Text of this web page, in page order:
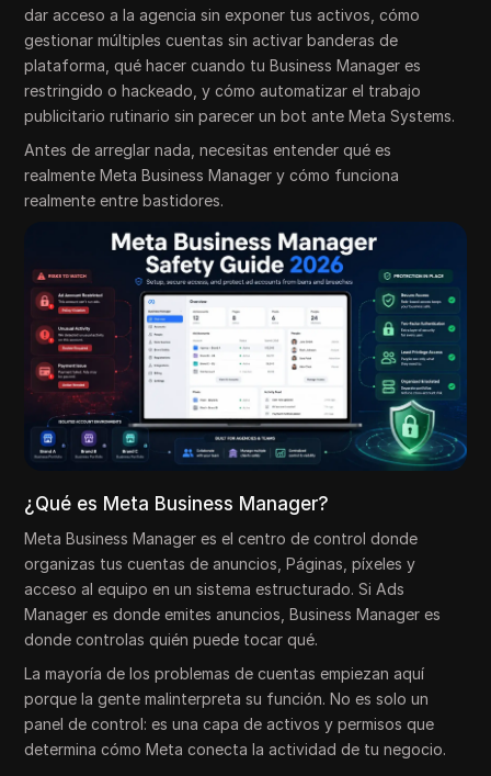
dar acceso a la agencia sin exponer tus activos, cómo
gestionar múltiples cuentas sin activar banderas de
plataforma, qué hacer cuando tu Business Manager es
restringido o hackeado, y cómo automatizar el trabajo
publicitario rutinario sin parecer un bot ante Meta Systems.
Antes de arreglar nada, necesitas entender qué es
realmente Meta Business Manager y cómo funciona
realmente entre bastidores.
¿Qué es Meta Business Manager?
Meta Business Manager es el centro de control donde
organizas tus cuentas de anuncios, Páginas, píxeles y
acceso al equipo en un sistema estructurado. Si Ads
Manager es donde emites anuncios, Business Manager es
donde controlas quién puede tocar qué.
La mayoría de los problemas de cuentas empiezan aquí
porque la gente malinterpreta su función. No es solo un
panel de control: es una capa de activos y permisos que
determina cómo Meta conecta la actividad de tu negocio.